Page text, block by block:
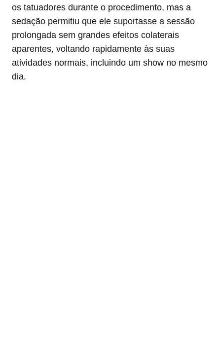
os tatuadores durante o procedimento, mas a
sedação permitiu que ele suportasse a sessão
prolongada sem grandes efeitos colaterais
aparentes, voltando rapidamente às suas
atividades normais, incluindo um show no mesmo
dia.